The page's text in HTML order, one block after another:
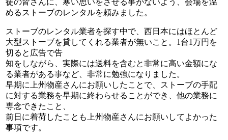
徒の皆さんに、寒い思いをさせる事がないよう、会場を温
めるストーブのレンタルを頼みました。
ストーブのレンタル業者を探す中で、西日本にはほとんど
大型ストーブを貸してくれる業者が無いこと。 1台1万円を
切ると広告で告
知をしながら、実際には送料を含むと非常に高い金額にな
る業者がある事など、非常に勉強になりました。
早期に上州物産さんにお願いしたことで、ストーブの手配
に対する業務を早期に終わらせることができ、他の業務に
専念できたこと、
前日に着荷したことも上州物産さんにお願いしてよかった
事項です。